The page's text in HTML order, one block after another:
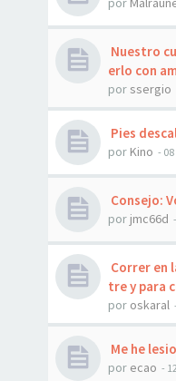
Nuestro
erlo con
por ssergio
Pies
por Kino -
Consejo:
por jmc66d
Correr en
tre y para
por oskaral
Me he
por ecao -